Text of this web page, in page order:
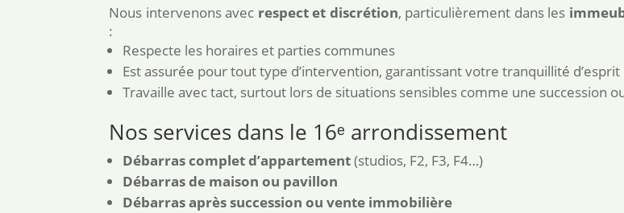
Nous intervenons avec respect et discrétion, particulièrement dans les
:
Respecte les horaires et parties communes
Est assurée pour tout type d’intervention, garantissant votre tranquillité d’esprit
Travaille avec tact, surtout lors de situations sensibles comme une succession
Nos services dans le 16ᵉ arrondissement
Débarras complet d’appartement(studios, F2, F3, F4…)
Débarras de maison ou pavillon
Débarras après succession ou vente immobilière